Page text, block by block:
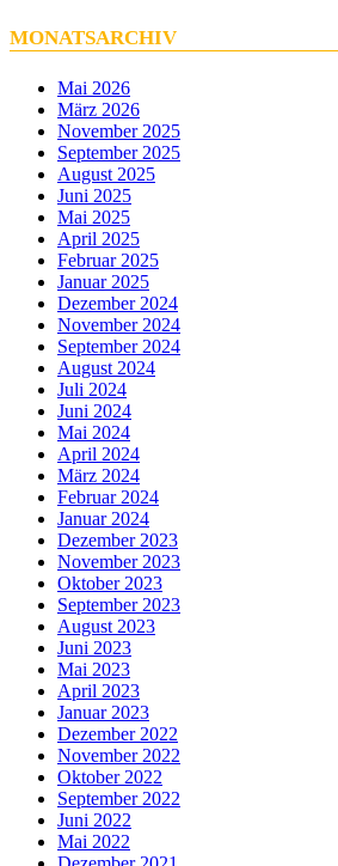
MONATSARCHIV
Mai 2026
März 2026
November 2025
September 2025
August 2025
Juni 2025
Mai 2025
April 2025
Februar 2025
Januar 2025
Dezember 2024
November 2024
September 2024
August 2024
Juli 2024
Juni 2024
Mai 2024
April 2024
März 2024
Februar 2024
Januar 2024
Dezember 2023
November 2023
Oktober 2023
September 2023
August 2023
Juni 2023
Mai 2023
April 2023
Januar 2023
Dezember 2022
November 2022
Oktober 2022
September 2022
Juni 2022
Mai 2022